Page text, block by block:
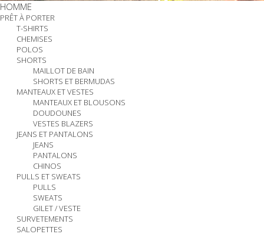
HOMME
PRÊT À PORTER
T-SHIRTS
CHEMISES
POLOS
SHORTS
MAILLOT DE BAIN
SHORTS ET BERMUDAS
MANTEAUX ET VESTES
MANTEAUX ET BLOUSONS
DOUDOUNES
VESTES BLAZERS
JEANS ET PANTALONS
JEANS
PANTALONS
CHINOS
PULLS ET SWEATS
PULLS
SWEATS
GILET / VESTE
SURVETEMENTS
SALOPETTES